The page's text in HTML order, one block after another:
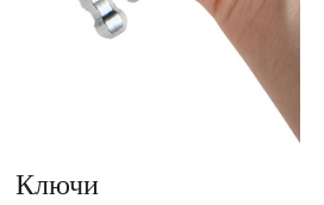
Ключи